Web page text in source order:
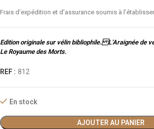
Frais d'expédition et d'assurance soumis à
Edition originale sur vélin bibliophile. L’Araignée de
Le Royaume des Morts.
REF : 812
En stock
AJOUTER AU PANIER